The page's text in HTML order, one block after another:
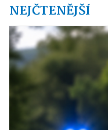
NEJČTENĚJŠÍ